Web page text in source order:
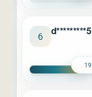
6 d*********5
19